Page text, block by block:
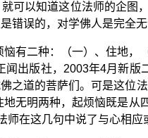
可以知道这位法师的企
错误的，对学佛人是完全无
有二种：（一）、住地
闻出版社，2003年4月新
之道的菩萨们。可是这位
无明两种，起烦恼既是
师在这几句中说了与心相